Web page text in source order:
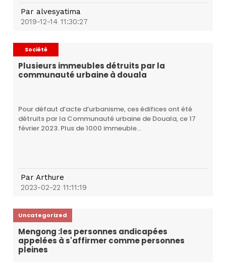
Paralvesyatima
2019-12-14 11:30:27
Société
Plusieurs immeubles détruits par la
communauté urbaine à douala
Pour défaut d’acte d’urbanisme, ces édifices ont été
détruits par la Communauté urbaine de Douala, ce 17
février 2023. Plus de 1000 immeuble...
ParArthure
2023-02-22 11:11:19
Uncategorized
Mengong :les personnes andicapées
appelées à s'affirmer comme personnes
pleines